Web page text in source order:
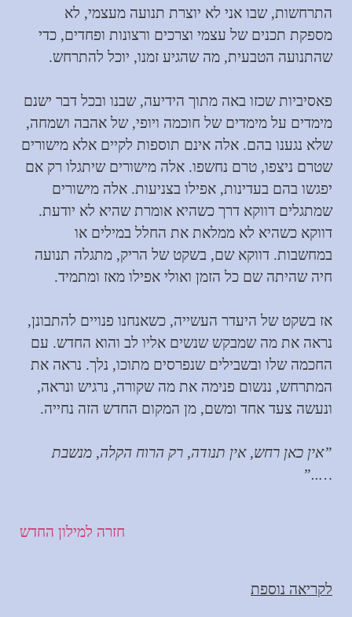
התרחשות, שבו אני לא יוצרת תנועה מעצמי, לא
מספקת תכנים של עצמי וצרכים ורצונות ופחדים, כדי
שהתנועה הטבעית, מה שהגיע זמנו, יוכל להתרחש.
פאסיביות שכזו באה מתוך הידיעה, שבנו ובכל דבר ישנם
מימדים על מימדים של חוכמה ויופי, של אהבה ושמחה,
שלא נגענו בהם. אלה אינם תוספות לקיים אלא מישורים
שטרם ניצפו, טרם נחשפו. אלה מישורים שיתגלו רק אם
יפגשו בהם בעדינות, אפילו בצניעות. אלה מישורים
שמתגלים דווקא דרך כשהיא אומרת שהיא לא יודעת.
דווקא כשהיא לא ממלאת את החלל במילים או
במחשבות. דווקא שם, בשקט של הריק, מתגלה תנועה
חיה שהיתה שם כל הזמן ואולי אפילו מאז ומתמיד.
אז בשקט של היעדר העשייה, כשאנחנו פנויים להתבונן,
נראה את מה שמבקש שנשים אליו לב והוא החדש. עם
החכמה שלו ובשבילים שנפרסים מתוכו, נלך. נראה את
המתרחש, ננשום פנימה את מה שקורה, נרגיש ונראה,
ונעשה צעד אחד ומשם, מן המקום החדש הזה נחייה.
”אין כאן רחש, אין תנודה, רק הרוח הקלה, מנשבת
…..”
חזרה למילון החדש
לקריאה נוספת